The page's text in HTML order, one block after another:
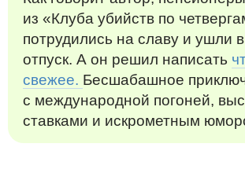
из «Клуба убийств по
потрудились на славу и ушли
отпуск. А он решил написать
свежее. Бесшабашное
с международной погоней,
ставками и искрометным